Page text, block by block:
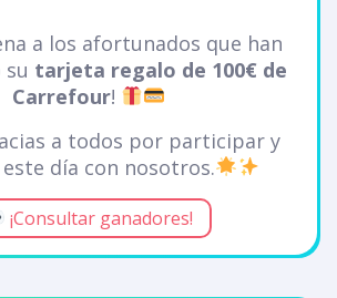
a los afortunados que han
tarjeta regalo de 100€ de
Carrefour!
a todos por participar y
día con nosotros.
¡Consultar ganadores!